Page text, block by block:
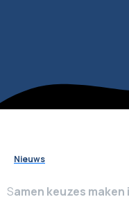
Nieuws
Samen keuzes